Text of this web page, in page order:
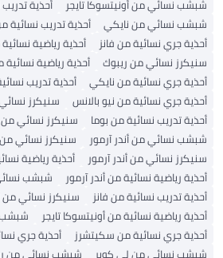
شبشب نسائي من أونيتسوكا تايجر
أحذية
شبشب نسائي من نايكي
أحذية تدريب نسائية
أحذية جري نسائية من فانز
أحذية رياضية
سنيكرز نسائي من ريبوك
أحذية رياضية
أحذية جري نسائية من نايكي
أحذية تدريب
أحذية جري نسائية من نيو بالانس
سنيكرز
أحذية تدريب نسائية من بوما
سنيكرز نسائي
شبشب نسائي من أندر آرمور
سنيكرز نسائي
سنيكرز نسائي من أندر آرمور
أحذية رياضية
أحذية رياضية نسائية من أندر آرمور
شبشب
أحذية تدريب نسائية من فانز
سنيكرز نسائي من
أحذية رياضية نسائية من أونيتسوكا تايجر
شبشب
أحذية جري نسائية من سكيتشرز
أحذية جري
شبشب نسائي من لي كوبر
شبشب نسائي من